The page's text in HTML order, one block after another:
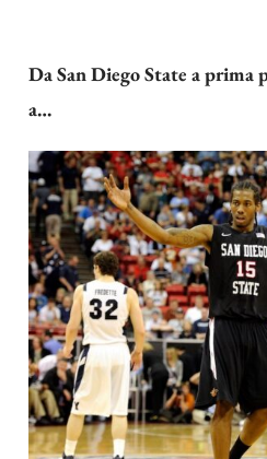
Da San Diego State a
a…